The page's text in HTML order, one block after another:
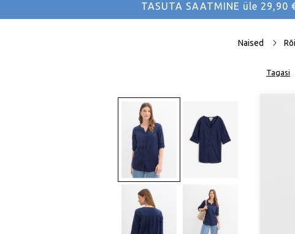
TASUTA SAATMINE üle
Naised
Tagasi